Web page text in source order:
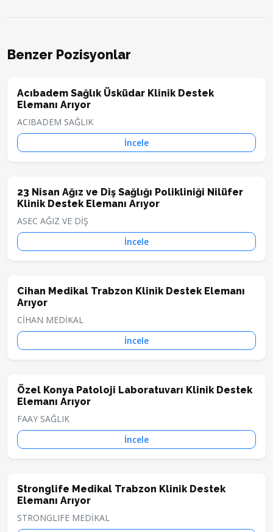
Benzer Pozisyonlar
Acıbadem Sağlık Üsküdar Klinik Destek
Elemanı Arıyor
ACIBADEM SAĞLIK
İncele
23 Nisan Ağız ve Diş Sağlığı Polikliniği Nilüfer
Klinik Destek Elemanı Arıyor
ASEC AĞIZ VE DİŞ
İncele
Cihan Medikal Trabzon Klinik Destek Elemanı
Arıyor
CİHAN MEDİKAL
İncele
Özel Konya Patoloji Laboratuvarı Klinik Destek
Elemanı Arıyor
FAAY SAĞLIK
İncele
Stronglife Medikal Trabzon Klinik Destek
Elemanı Arıyor
STRONGLIFE MEDİKAL